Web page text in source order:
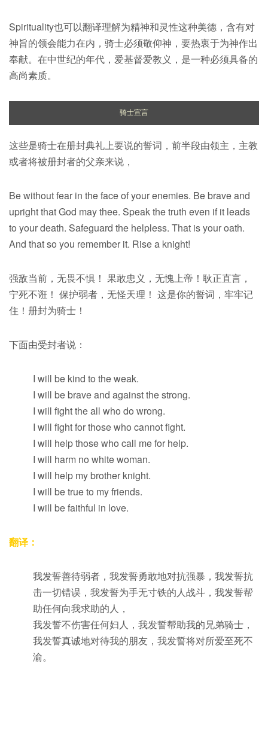
Spirituality也可以翻译理解为精神和灵性这种美德，含有对
神旨的领会能力在内，骑士必须敬仰神，要热衷于为神作出
奉献。在中世纪的年代，爱基督爱教义，是一种必须具备的
高尚素质。
骑士宣言
这些是骑士在册封典礼上要说的誓词，前半段由领主，主教
或者将被册封者的父亲来说，
Be without fear in the face of your enemies. Be brave and
upright that God may thee. Speak the truth even if it leads
to your death. Safeguard the helpless. That is your oath.
And that so you remember it. Rise a knight!
强敌当前，无畏不惧！ 果敢忠义，无愧上帝！耿正直言，
宁死不诳！ 保护弱者，无怪天理！ 这是你的誓词，牢牢记
住！册封为骑士！
下面由受封者说：
I will be kind to the weak.
I will be brave and against the strong.
I will fight the all who do wrong.
I will fight for those who cannot fight.
I will help those who call me for help.
I will harm no white woman.
I will help my brother knight.
I will be true to my friends.
I will be faithful in love.
翻译：
我发誓善待弱者，我发誓勇敢地对抗强暴，我发誓抗
击一切错误，我发誓为手无寸铁的人战斗，我发誓帮
助任何向我求助的人，
我发誓不伤害任何妇人，我发誓帮助我的兄弟骑士，
我发誓真诚地对待我的朋友，我发誓将对所爱至死不
渝。